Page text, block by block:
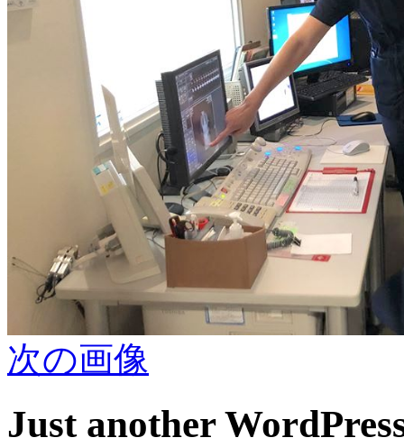
次の画像
Just another